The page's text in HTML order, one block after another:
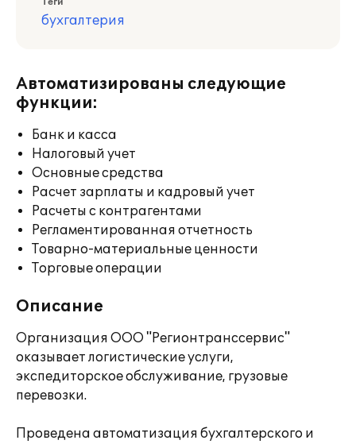
бухгалтерия
Автоматизированы следующие
функции:
Банк и касса
Налоговый учет
Основные средства
Расчет зарплаты и кадровый учет
Расчеты с контрагентами
Регламентированная отчетность
Товарно-материальные ценности
Торговые операции
Описание
Организация ООО "Регионтранссервис"
оказывает логистические услуги,
экспедиторское обслуживание, грузовые
перевозки.
Проведена автоматизация бухгалтерского и